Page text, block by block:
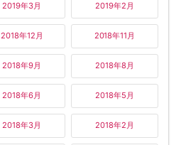
2019年3月 2019年2月
2018年12月 2018年11月
2018年9月 2018年8月
2018年6月 2018年5月
2018年3月 2018年2月